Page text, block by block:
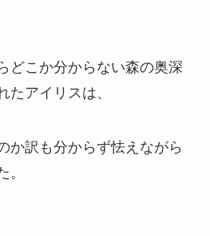
どこか分からない森の奥深
たアイリスは、
か訳も分からず怯えながら
。